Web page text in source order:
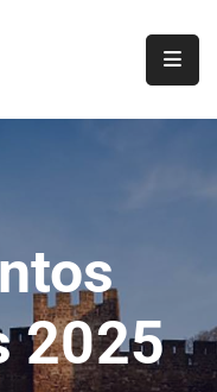
2025